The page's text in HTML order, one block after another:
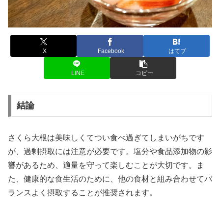
X Facebook はてブ
LINE コピー
結論
さくら大根は美味しくてつい食べ過ぎてしまいがちです
が、過剰摂取には注意が必要です。塩分や食品添加物の影
響があるため、適量を守って楽しむことが大切です。ま
た、健康的な食生活のために、他の食材と組み合わせてバ
ランスよく摂取することが推奨されます。